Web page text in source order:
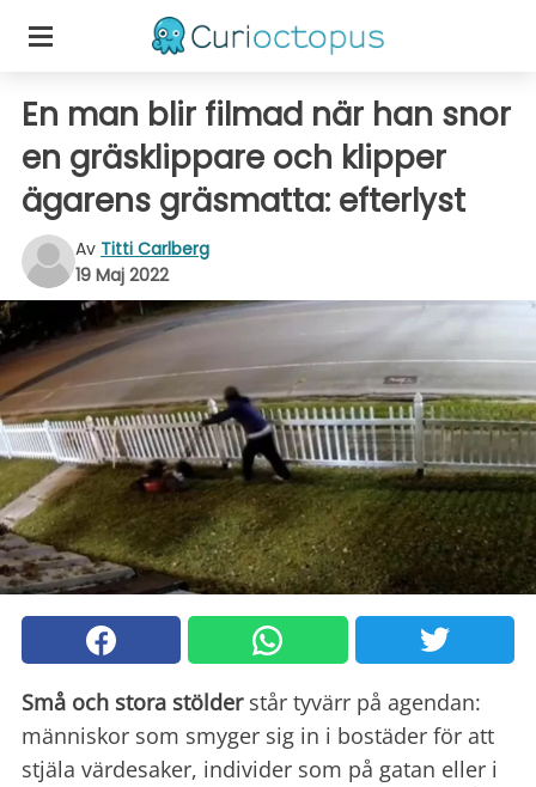
En man blir filmad när han snor
en gräsklippare och klipper
ägarens gräsmatta: efterlyst
Av Titti Carlberg
19 Maj 2022
Små och stora stölderstår tyvärr på agendan:
människor som smyger sig in i bostäder för att
stjäla värdesaker, individer som på gatan eller i